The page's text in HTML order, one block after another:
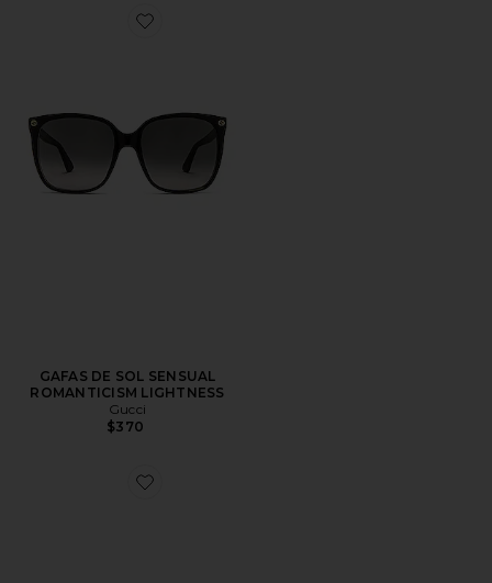
Favorite GAFAS DE SOL SENSUAL ROMANTICISM
GAFAS DE SOL SENSUAL
ROMANTICISM LIGHTNESS
Gucci
$370
Favorite GAFAS DE SOL